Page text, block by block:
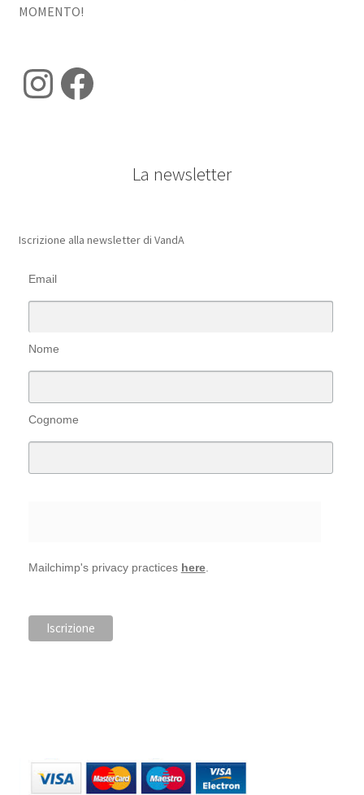
MOMENTO!
Instagram
Facebook
La newsletter
Iscrizione alla newsletter di VandA
Email
Nome
Cognome
Mailchimp's privacy practices here.